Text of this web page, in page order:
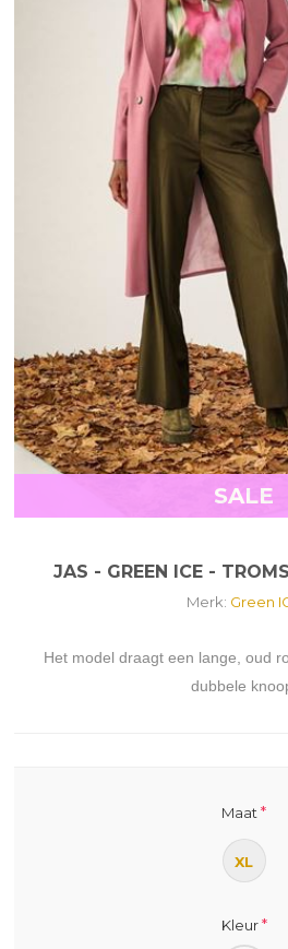
SALE
JAS - GREEN ICE -
Merk: Green
Het model draagt een lange, oud
dubbele
Maat *
XL
Kleur*